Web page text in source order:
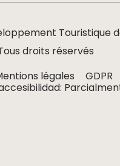
Touristique
droits réservés
légales GDPR